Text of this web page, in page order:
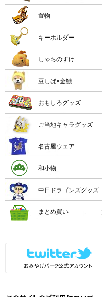
置物
キーホルダー
しゃちのすけ
豆しば×金鯱
おもしろグッズ
ご当地キャラグッズ
名古屋ウェア
和小物
中日ドラゴンズグッズ
まとめ買い